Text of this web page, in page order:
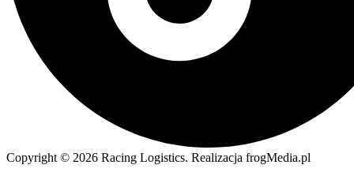
Copyright © 2026 Racing Logistics. Realizacja frogMedia.pl